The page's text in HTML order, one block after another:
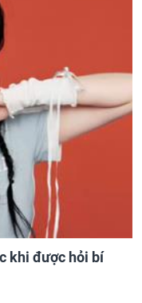
khi được hỏi bí